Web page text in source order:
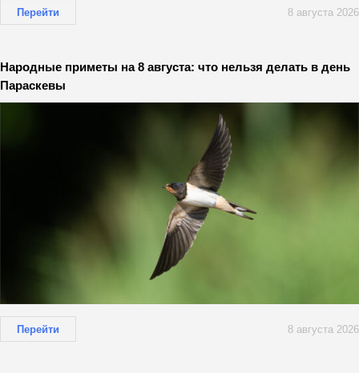
Перейти 8 августа 2026
Народные приметы на 8 августа: что нельзя делать в день
Параскевы
Перейти 8 августа 2026